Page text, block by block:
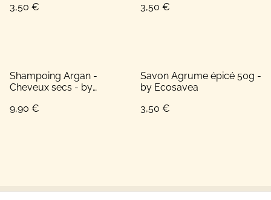
3,50 €
3,50 €
Shampoing Argan -
Cheveux secs - by
9,90 €
Savon Agrume épicé 50g -
by Ecosavea
3,50 €